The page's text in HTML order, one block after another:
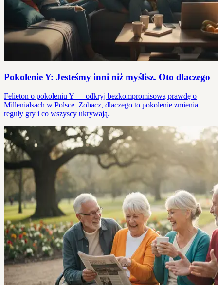
Pokolenie Y: Jesteśmy inni niż myślisz. Oto dlaczego
Felieton o pokoleniu Y — odkryj bezkompromisową prawdę o
Millenialsach w Polsce. Zobacz, dlaczego to pokolenie zmienia
reguły gry i co wszyscy ukrywają.